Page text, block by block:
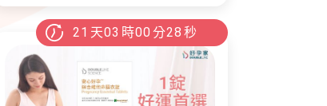
21 天03 時00 分26 秒